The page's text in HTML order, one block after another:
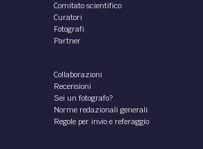
Comitato scientifico
Curatori
Fotografi
Partner
Collaborazioni
Recensioni
Sei un fotografo?
Norme redazionali generali
Regole per invio e referaggio